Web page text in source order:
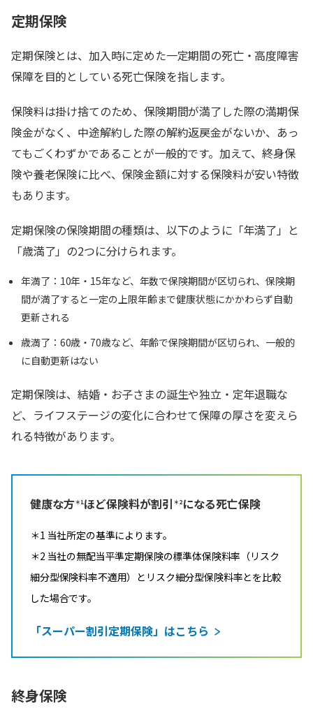
定期保険
定期保険とは、加入時に定めた一定期間の死亡・高度障害
保障を目的としている死亡保険を指します。
保険料は掛け捨てのため、保険期間が満了した際の満期保
険金がなく、中途解約した際の解約返戻金がないか、あっ
てもごくわずかであることが一般的です。加えて、終身保
険や養老保険に比べ、保険金額に対する保険料が安い特徴
もあります。
定期保険の保険期間の種類は、以下のように「年満了」と
「歳満了」の2つに分けられます。
年満了：10年・15年など、年数で保険期間が区切られ、保険期
間が満了すると一定の上限年齢まで健康状態にかかわらず自動
更新される
歳満了：60歳・70歳など、年齢で保険期間が区切られ、一般的
に自動更新はない
定期保険は、結婚・お子さまの誕生や独立・定年退職な
ど、ライフステージの変化に合わせて保障の厚さを変えら
れる特徴があります。
健康な方＊1ほど保険料が割引 ＊2になる死亡保険
＊1 当社所定の基準によります。
＊2 当社の無配当平準定期保険の標準体保険料率（リスク
細分型保険料率不適用）とリスク細分型保険料率とを比較
した場合です。
「スーパー割引定期保険」はこちら
終身保険